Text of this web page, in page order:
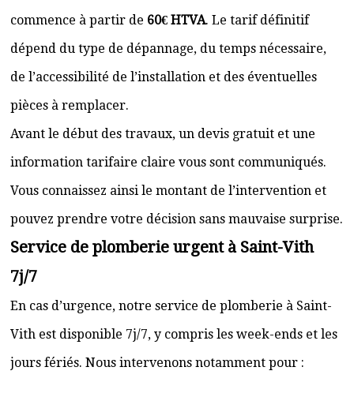
commence à partir de 60€ HTVA. Le tarif définitif
dépend du type de dépannage, du temps nécessaire,
de l’accessibilité de l’installation et des éventuelles
pièces à remplacer.
Avant le début des travaux, un devis gratuit et une
information tarifaire claire vous sont communiqués.
Vous connaissez ainsi le montant de l’intervention et
pouvez prendre votre décision sans mauvaise surprise.
Service de plomberie urgent à Saint-Vith
7j/7
En cas d’urgence, notre service de plomberie à Saint-
Vith est disponible 7j/7, y compris les week-ends et les
jours fériés. Nous intervenons notamment pour :